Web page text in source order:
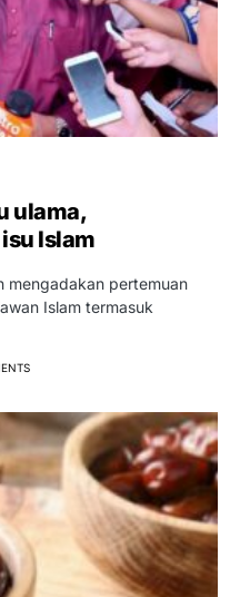
ulama,
Islam
mengadakan pertemuan
Islam termasuk